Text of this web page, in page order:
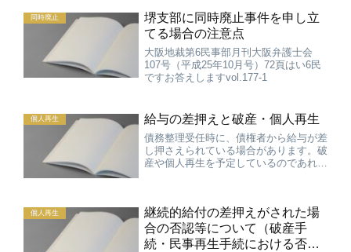
同時廃止
堺支部に同時廃止事件を申し立
てる場合の注意点
大阪地裁第6民事部月刊大阪弁護士会
107号（平成25年10月号）72頁はい6民
ですお答えしますvol.177-1
個人再生 給与の差押えと破産・個人再生
債務整理受任時に、債権者から給与が差
し押さえられている場合があります。破
産や個人再生を予定しているのであれ
給与の差押えがどのようにな...
個人再生
継続的給付の差押えがされた場
合の否認等について（破産手
続・民事再生手続における否認